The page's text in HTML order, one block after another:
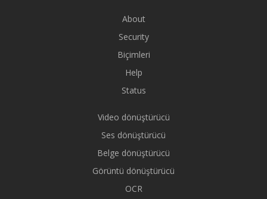
About
Security
Biçimleri
Help
Status
Video dönüştürücü
Ses dönüştürücü
Belge dönüştürücü
Görüntü dönüştürücü
OCR